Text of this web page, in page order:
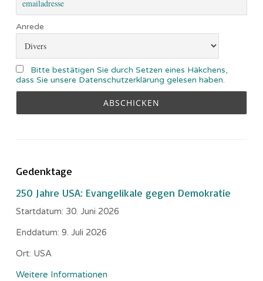
Anrede
Bitte bestätigen Sie durch Setzen eines Häkchens,
dass Sie unsere Datenschutzerklärung gelesen haben.
Gedenktage
250 Jahre USA: Evangelikale gegen Demokratie
Startdatum: 30. Juni 2026
Enddatum: 9. Juli 2026
Ort: USA
Weitere Informationen